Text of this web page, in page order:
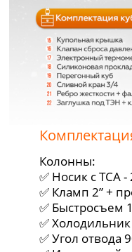
Колонны:
✅ Носик с ТСА -
✅ Кламп 2” +
✅ Быстросъем
✅
✅ Угол отвода